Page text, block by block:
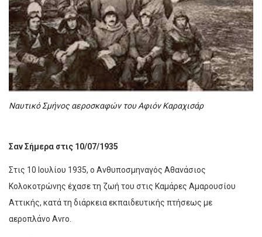
Ναυτικό Σμήνος αεροσκαφών του Αφιόν Καραχισάρ
Σαν Σήμερα στις 10/07/1935
Στις 10 Ιουλίου 1935, ο Ανθυποσμηναγός Αθανάσιος
Κολοκοτρώνης έχασε τη ζωή του στις Καμάρες Αμαρουσίου
Αττικής, κατά τη διάρκεια εκπαιδευτικής πτήσεως με
αεροπλάνο Avro.